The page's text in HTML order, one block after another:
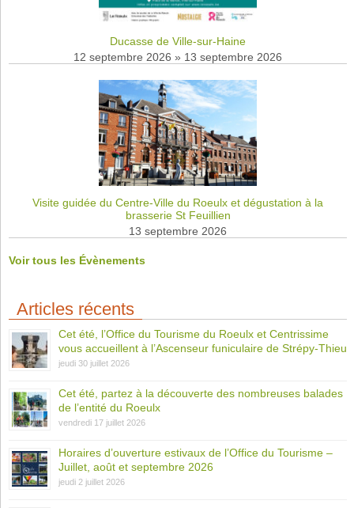
Ducasse de Ville-sur-Haine
12 septembre 2026 » 13 septembre 2026
Visite guidée du Centre-Ville du Roeulx et dégustation à la
brasserie St Feuillien
13 septembre 2026
Voir tous les Évènements
Articles récents
Cet été, l’Office du Tourisme du Roeulx et Centrissime
vous accueillent à l’Ascenseur funiculaire de Strépy-Thieu
jeudi 30 juillet 2026
Cet été, partez à la découverte des nombreuses balades
de l’entité du Roeulx
vendredi 17 juillet 2026
Horaires d’ouverture estivaux de l’Office du Tourisme –
Juillet, août et septembre 2026
jeudi 2 juillet 2026